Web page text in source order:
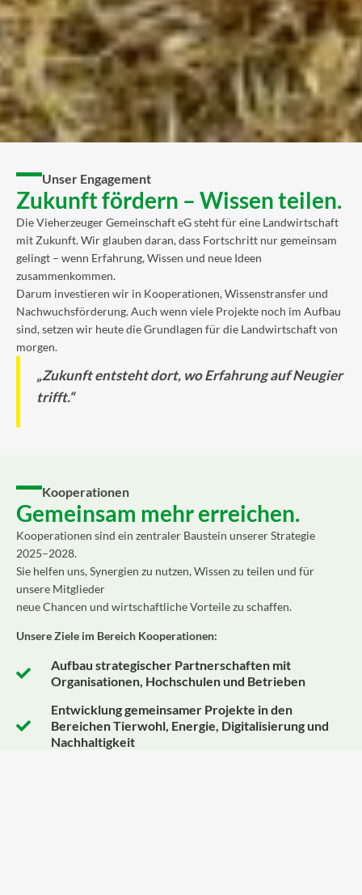
Unser Engagement
Zukunft fördern – Wissen teilen.
Die Vieherzeuger Gemeinschaft eG steht für eine Landwirtschaft
mit Zukunft. Wir glauben daran, dass Fortschritt nur gemeinsam
gelingt – wenn Erfahrung, Wissen und neue Ideen
zusammenkommen.
Darum investieren wir in Kooperationen, Wissenstransfer und
Nachwuchsförderung. Auch wenn viele Projekte noch im Aufbau
sind, setzen wir heute die Grundlagen für die Landwirtschaft von
morgen.
„Zukunft entsteht dort, wo Erfahrung auf Neugier
trifft.“
Kooperationen
Gemeinsam mehr erreichen.
Kooperationen sind ein zentraler Baustein unserer Strategie
2025–2028.
Sie helfen uns, Synergien zu nutzen, Wissen zu teilen und für
unsere Mitglieder
neue Chancen und wirtschaftliche Vorteile zu schaffen.
Unsere Ziele im Bereich Kooperationen:
Aufbau strategischer Partnerschaften mit
Organisationen, Hochschulen und Betrieben
Entwicklung gemeinsamer Projekte in den
Bereichen Tierwohl, Energie, Digitalisierung und
Nachhaltigkeit